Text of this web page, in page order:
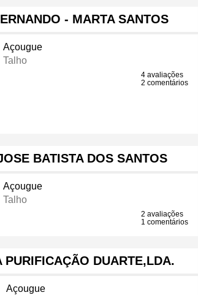
- MARTA SANTOS
Açougue
Talho
4 avaliações
2 comentários
BATISTA DOS SANTOS
Açougue
Talho
2 avaliações
1 comentários
PURIFICAÇÃO DUARTE,LDA.
Açougue